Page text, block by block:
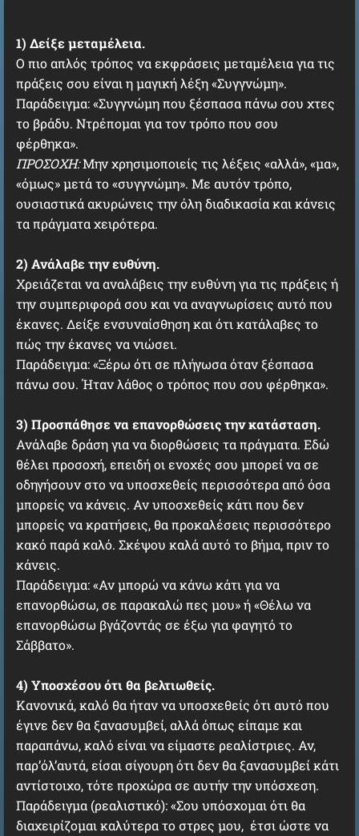
1) Δείξε μεταμέλεια.
Ο πιο απλός τρόπος να εκφράσεις μεταμέλεια για τις
πράξεις σου είναι η μαγική λέξη «Συγγνώμη».
Παράδειγμα: «Συγγνώμη που ξέσπασα πάνω σου χτες
το βράδυ. Ντρέπομαι για τον τρόπο που σου
φέρθηκα».
ΠΡΟΣΟΧΗ:Μην χρησιμοποιείς τις λέξεις «αλλά», «μα»,
«όμως» μετά το «συγγνώμη». Με αυτόν τρόπο,
ουσιαστικά ακυρώνεις την όλη διαδικασία και κάνεις
τα πράγματα χειρότερα.
2) Ανάλαβε την ευθύνη.
Χρειάζεται να αναλάβεις την ευθύνη για τις πράξεις ή
την συμπεριφορά σου και να αναγνωρίσεις αυτό που
έκανες. Δείξε ενσυναίσθηση και ότι κατάλαβες το
πώς την έκανες να νιώσει.
Παράδειγμα: «Ξέρω ότι σε πλήγωσα όταν ξέσπασα
πάνω σου. Ήταν λάθος ο τρόπος που σου φέρθηκα».
3) Προσπάθησε να επανορθώσεις την κατάσταση.
Ανάλαβε δράση για να διορθώσεις τα πράγματα. Εδώ
θέλει προσοχή, επειδή οι ενοχές σου μπορεί να σε
οδηγήσουν στο να υποσχεθείς περισσότερα από όσα
μπορείς να κάνεις. Αν υποσχεθείς κάτι που δεν
μπορείς να κρατήσεις, θα προκαλέσεις περισσότερο
κακό παρά καλό. Σκέψου καλά αυτό το βήμα, πριν το
κάνεις.
Παράδειγμα: «Αν μπορώ να κάνω κάτι για να
επανορθώσω, σε παρακαλώ πες μου» ή «Θέλω να
επανορθώσω βγάζοντάς σε έξω για φαγητό το
Σάββατο».
4) Υποσχέσου ότι θα βελτιωθείς.
Κανονικά, καλό θα ήταν να υποσχεθείς ότι αυτό που
έγινε δεν θα ξανασυμβεί, αλλά όπως είπαμε και
παραπάνω, καλό είναι να είμαστε ρεαλίστριες. Αν,
παρ’όλ’αυτά, είσαι σίγουρη ότι δεν θα ξανασυμβεί κάτι
αντίστοιχο, τότε προχώρα σε αυτήν την υπόσχεση.
Παράδειγμα (ρεαλιστικό): «Σου υπόσχομαι ότι θα
διαχειρίζομαι καλύτερα το στρες μου, έτσι ώστε να